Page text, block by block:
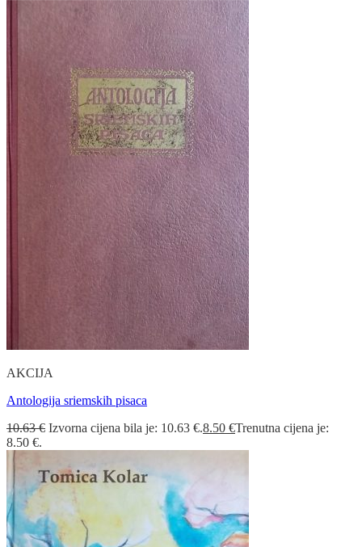
AKCIJA
Antologija sriemskih pisaca
10.63€ Izvorna cijena bila je: 10.63 €.8.50 €Trenutna cijena je:
8.50 €.